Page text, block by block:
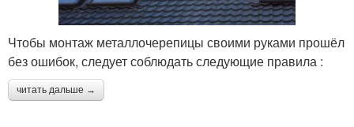
Чтобы монтаж металлочерепицы своими руками прошёл
без ошибок, следует соблюдать следующие правила :
читать дальше →